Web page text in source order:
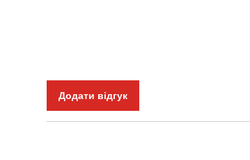
Додати відгук